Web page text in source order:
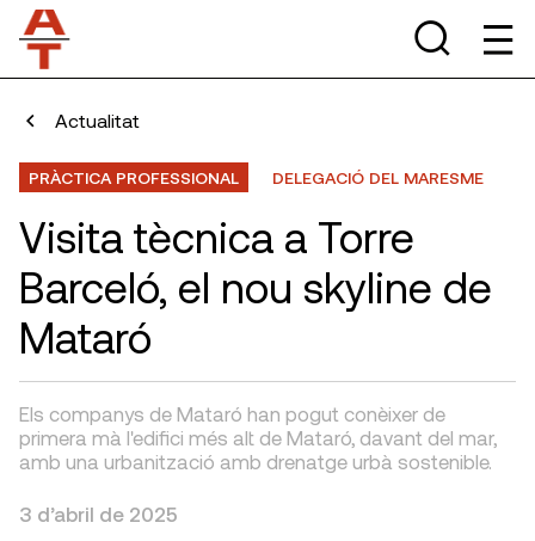
Actualitat
PRÀCTICA PROFESSIONAL DELEGACIÓ DEL MARESME
Visita tècnica a Torre
Barceló, el nou skyline de
Mataró
Els companys de Mataró han pogut conèixer de
primera mà l'edifici més alt de Mataró, davant del mar,
amb una urbanització amb drenatge urbà sostenible.
3 d’abril de 2025